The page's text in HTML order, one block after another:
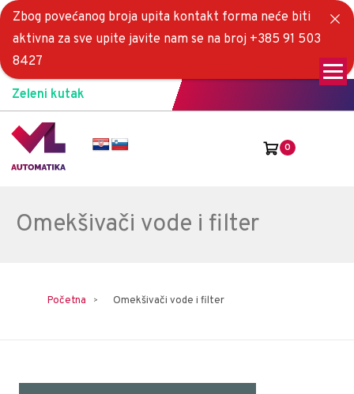
Zeleni kutak
0
Omekšivači vode i filter
Početna Omekšivači vode i filter
Zbog povećanog broja upita kontakt forma neće biti
aktivna za sve upite javite nam se na broj +385 91 503
8427